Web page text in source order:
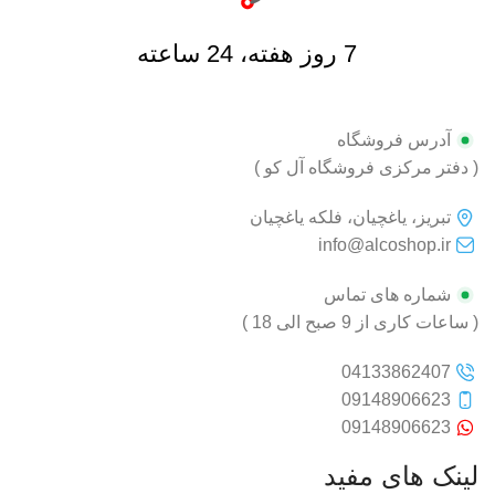
7 روز هفته، 24 ساعته
آدرس فروشگاه
( دفتر مرکزی فروشگاه آل کو )
تبریز، یاغچیان، فلکه یاغچیان
info@alcoshop.ir
شماره های تماس
( ساعات کاری از 9 صبح الی 18 )
04133862407
09148906623
09148906623
لینک های مفید